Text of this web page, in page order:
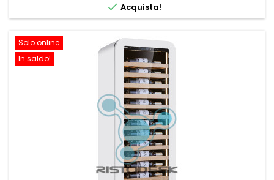
 Acquista!
Solo online
In saldo!